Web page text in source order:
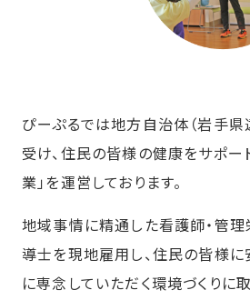
ぴーぷるでは地方自治体（岩手県
受け、住民の皆様の健康をサポー
業」を運営しております。
地域事情に精通した看護師・管
導士を現地雇用し、住民の皆様に
に専念していただく環境づくりに